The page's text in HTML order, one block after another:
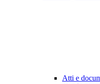
Atti e